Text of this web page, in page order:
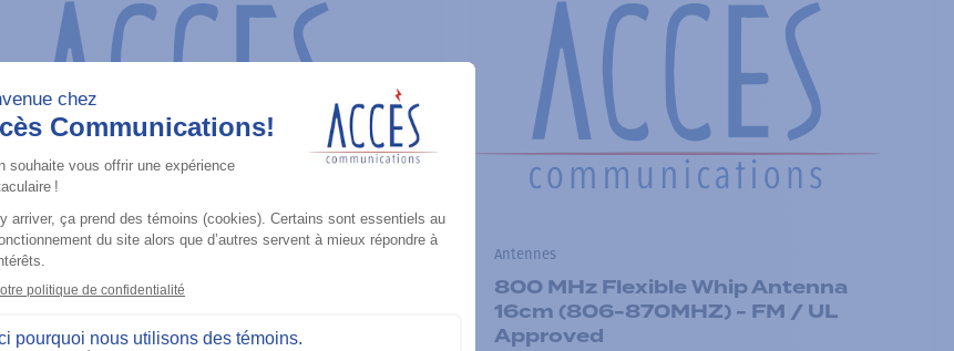
Antennes
900 MHz Short Whip Antenna 11cm
Antennes
800 MHz Flexible Whip Antenna
16cm (806-870MHZ) - FM / UL
Approved